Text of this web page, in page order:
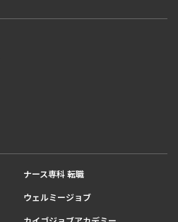
ナース専科 転職
ウェルミージョブ